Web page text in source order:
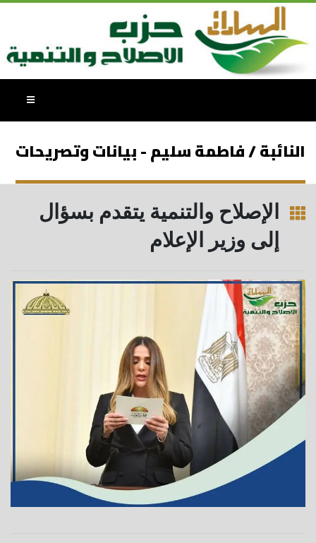
النائبة / فاطمة سليم - بيانات وتصريحات
الإصلاح والتنمية يتقدم بسؤال
إلى وزير الإعلام